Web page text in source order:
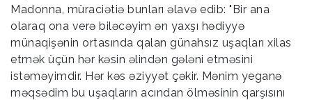
Madonna, müraciətiə bunları əlavə edib: "Bir ana
olaraq ona verə biləcəyim ən yaxşı hədiyyə
münaqişənin ortasında qalan günahsız uşaqları xilas
etmək üçün hər kəsin əlindən gələni etməsini
istəməyimdir. Hər kəs əziyyət çəkir. Mənim yeganə
məqsədim bu uşaqların acından ölməsinin qarşısını